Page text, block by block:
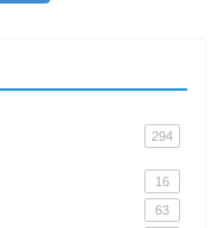
294
16
63